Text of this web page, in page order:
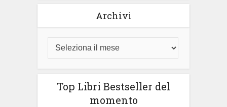
Archivi
Top Libri Bestseller del
momento